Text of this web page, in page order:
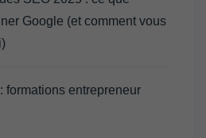
Google (et comment vous
: formations entrepreneur